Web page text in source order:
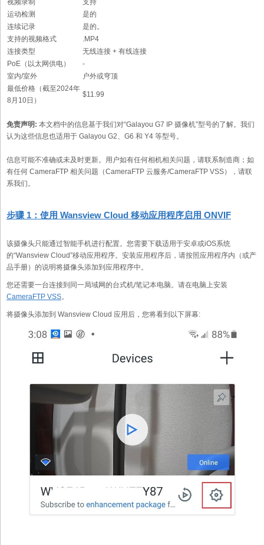
视频录制
支持
运动检测
是的
连续记录
是的。
支持的视频格式
.MP4
连接类型
无线连接 + 有线连接
PoE（以太网供电）
-
室内/室外
户外或穹顶
最低价格（截至2024年
8月10日）
$11.99
免责声明: 本文档中的信息基于我们对“Galayou G7 IP 摄像机”型号的了解。我们
认为这些信息也适用于 Galayou G2、G6 和 Y4 等型号。
信息可能不准确或未及时更新。用户如有任何相机相关问题，请联系制造商；如
有任何 CameraFTP 相关问题（CameraFTP 云服务/CameraFTP VSS），请联
系我们。
步骤 1：使用 Wansview Cloud 移动应用程序启用 ONVIF
该摄像头只能通过智能手机进行配置。您需要下载适用于安卓或iOS系统
的“Wansview Cloud”移动应用程序。安装应用程序后，请按照应用程序内（或产
品手册）的说明将摄像头添加到应用程序中。
您还需要一台连接到同一局域网的台式机/笔记本电脑。请在电脑上安装
CameraFTP VSS。
将摄像头添加到 Wansview Cloud 应用后，您将看到以下屏幕: